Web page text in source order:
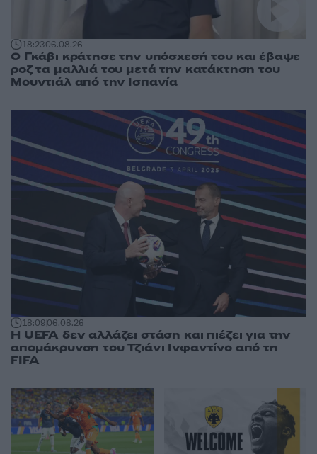
18:2306.08.26
Ο Γκάβι κράτησε την υπόσχεσή του και έβαψε
ροζ τα μαλλιά του μετά την κατάκτηση του
Μουντιάλ από την Ισπανία
18:0906.08.26
Η UEFA δεν αλλάζει στάση και πιέζει για την
απομάκρυνση του Τζιάνι Ινφαντίνο από τη
FIFA